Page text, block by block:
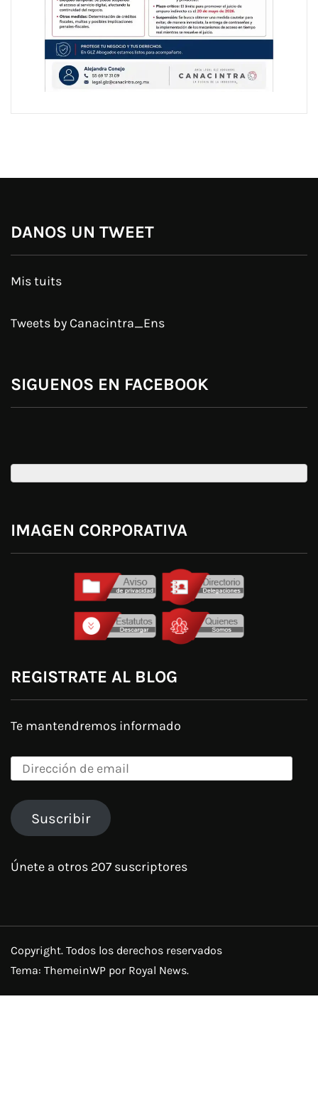
DANOS UN TWEET
Mis tuits
Tweets by Canacintra_Ens
SIGUENOS EN FACEBOOK
IMAGEN CORPORATIVA
REGISTRATE AL BLOG
Te mantendremos informado
Dirección
emailSuscribir
Únete a otros 207 suscriptores
Copyright. Todos los derechos reservados
Tema: ThemeinWP por Royal News.